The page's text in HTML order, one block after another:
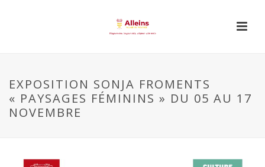
EXPOSITION SONJA FROMENTS
« PAYSAGES FÉMININS » DU 05 AU 17
NOVEMBRE